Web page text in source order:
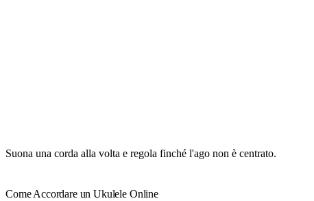
Suona una corda alla volta e regola finché l'ago non è centrato.
Come Accordare un Ukulele Online